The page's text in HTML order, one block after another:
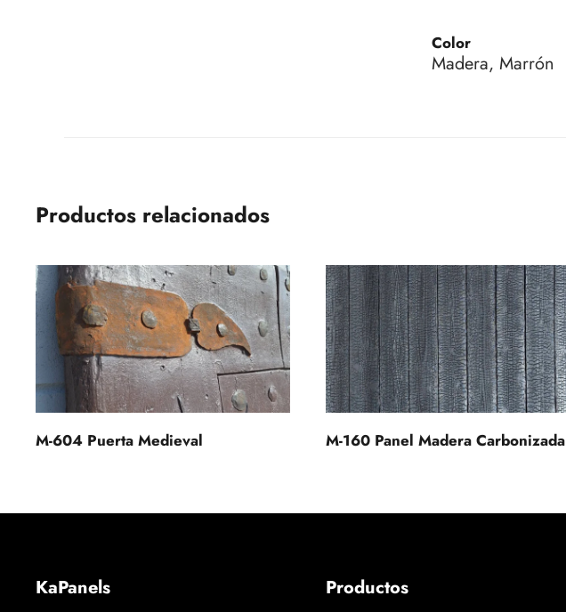
Color
Madera, Marrón
Productos relacionados
M-604 Puerta Medieval M-160 Panel Madera Carbonizada
KaPanels Productos